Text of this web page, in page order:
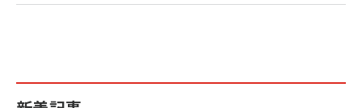
2億円を売り上げたプロが教える note×AI 最強の
小さな会社は戦略が9割
anan(アンアン)2026/07/01号 No.2501[魅せる
anan(アンアン)2026/06/24号 No.2500増刊
ベインキャピタル 企業価値向上力の秘密
ルな本質」